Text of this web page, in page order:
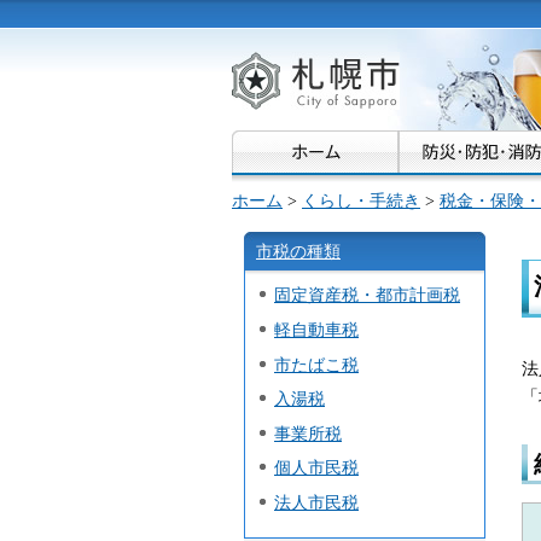
札幌市
ホーム > くらし・手続き > 税金・保険
市税の種類
固定資産税・都市計画税
軽自動車税
市たばこ税
入湯税
事業所税
個人市民税
法人市民税